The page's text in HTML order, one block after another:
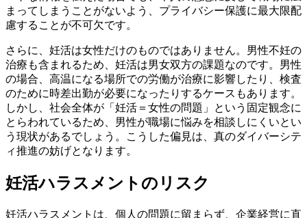
まってしまうことがないよう、プライバシー保護に最大限配
慮することが不可欠です。
さらに、妊活は女性だけのものではありません。男性不妊の
治療も含まれるため、妊活は男女双方の課題なのです。男性
の場合、高温になる場所での労働が治療に影響したり、検査
のために時差出勤が必要になったりするケースもあります。
しかし、社会全体が「妊活＝女性の問題」という固定観念に
とらわれているため、男性が職場に悩みを相談しにくいとい
う現状があるでしょう。こうした偏見は、真のダイバーシテ
ィ推進の妨げとなります。
妊活ハラスメントのリスク
妊活ハラスメントは、個人の問題に留まらず、企業経営に直